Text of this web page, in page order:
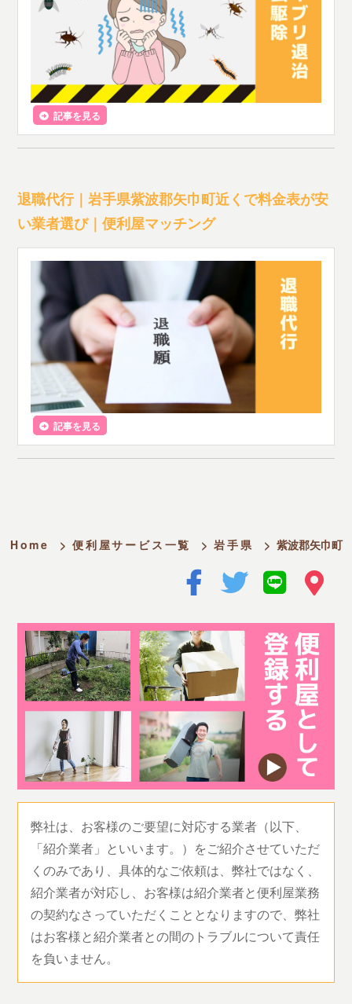
記事を見る
退職代行｜岩手県紫波郡矢巾町近くで料金表が安
い業者選び｜便利屋マッチング
記事を見る
Home > 便利屋サービス一覧 > 岩手県 > 紫波郡矢巾町
弊社は、お客様のご要望に対応する業者（以下、
「紹介業者」といいます。）をご紹介させていただ
くのみであり、具体的なご依頼は、弊社ではなく、
紹介業者が対応し、お客様は紹介業者と便利屋業務
の契約なさっていただくこととなりますので、弊社
はお客様と紹介業者との間のトラブルについて責任
を負いません。